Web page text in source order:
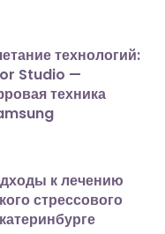
технологий:
Studio —
техника
к лечению
стрессового